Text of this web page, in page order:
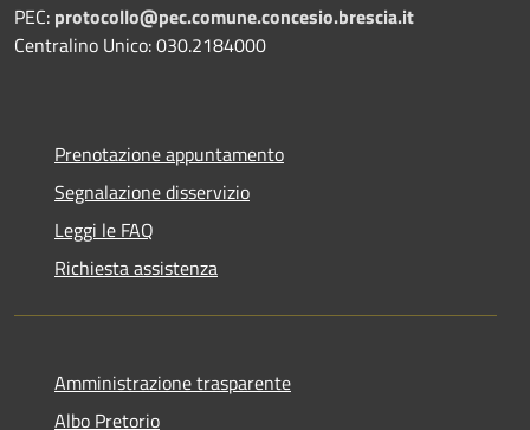
PEC: protocollo@pec.comune.concesio.brescia.it
Centralino Unico: 030.2184000
Prenotazione appuntamento
Segnalazione disservizio
Leggi le FAQ
Richiesta assistenza
Amministrazione trasparente
Albo Pretorio